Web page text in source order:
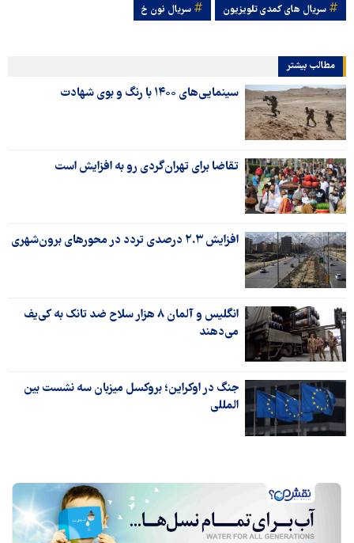
سریال های کمدی تلویزیون سریال نون خ
مطالب بیشتر
سینمایی‌های ۱۴۰۰ با رنگ و بوی شهادت
تقاضا برای تهران‌گردی رو به افزایش است
افزایش ۲.۳ درصدی تردد در محورهای برون‌شهری
انگلیس و آلمان ۸ هزار سلاح ضد تانک به کی‌یف
می‌دهند
جنگ در اوکراین؛ بروکسل میزبان سه نشست بین
المللی